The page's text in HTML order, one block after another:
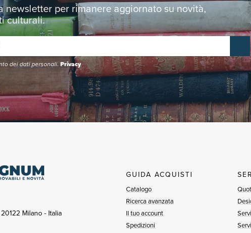
newsletter per rimanere aggiornato su novità,
culturali.
dei dati personali.Privacy
Milano - Italia
GUIDA ACQUISTI
Catalogo
Ricerca avanzata
Il tuo account
Spedizioni